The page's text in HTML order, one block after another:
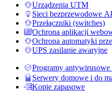
Urządzenia UTM
Sieci bezprzewodowe
Przełączniki (switches)
Ochrona aplikacji
Ochrona automatyki
UPS zasilanie awaryjne
Programy
Serwery domowe i do
Kopie zapasowe